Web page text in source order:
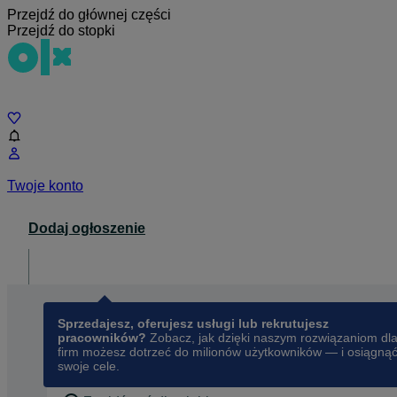
Przejdź do głównej części
Przejdź do stopki
Twoje konto
Dodaj ogłoszenie
Sprzedajesz, oferujesz usługi lub rekrutujesz
pracowników? Zobacz, jak dzięki naszym rozwiązaniom dla
firm możesz dotrzeć do milionów użytkowników — i osiągnąć
swoje cele.